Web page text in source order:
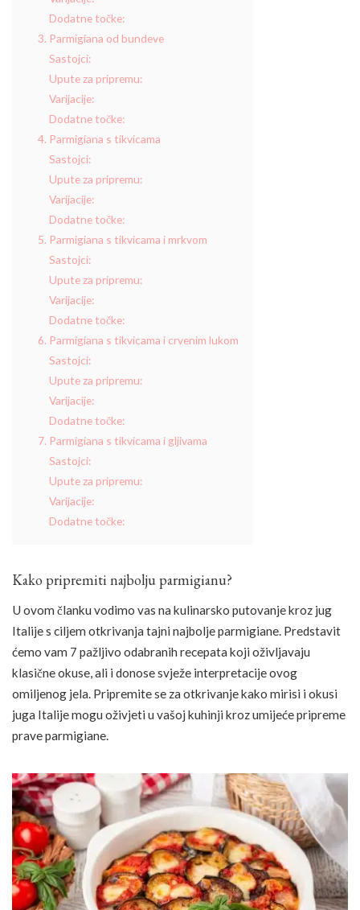
Dodatne točke:
3. Parmigiana od bundeve
Sastojci:
Upute za pripremu:
Varijacije:
Dodatne točke:
4. Parmigiana s tikvicama
Sastojci:
Upute za pripremu:
Varijacije:
Dodatne točke:
5. Parmigiana s tikvicama i mrkvom
Sastojci:
Upute za pripremu:
Varijacije:
Dodatne točke:
6. Parmigiana s tikvicama i crvenim lukom
Sastojci:
Upute za pripremu:
Varijacije:
Dodatne točke:
7. Parmigiana s tikvicama i gljivama
Sastojci:
Upute za pripremu:
Varijacije:
Dodatne točke:
Kako pripremiti najbolju parmigianu?
U ovom članku vodimo vas na kulinarsko putovanje kroz jug
Italije s ciljem otkrivanja tajni najbolje parmigiane. Predstavit
ćemo vam 7 pažljivo odabranih recepata koji oživljavaju
klasične okuse, ali i donose svježe interpretacije ovog
omiljenog jela. Pripremite se za otkrivanje kako mirisi i okusi
juga Italije mogu oživjeti u vašoj kuhinji kroz umijeće pripreme
prave parmigiane.